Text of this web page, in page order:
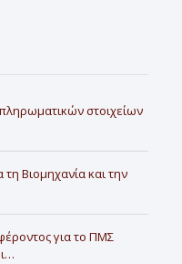
στοιχείων
τη Βιομηχανία και την
για το ΠΜΣ